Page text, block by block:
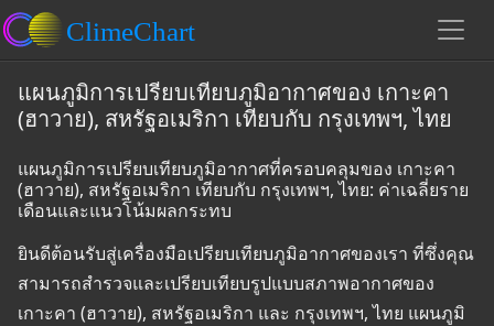
แผนภูมิการเปรียบเทียบภูมิอากาศของ เกาะคา
(ฮาวาย), สหรัฐอเมริกา เทียบกับ กรุงเทพฯ, ไทย
แผนภูมิการเปรียบเทียบภูมิอากาศที่ครอบคลุมของ เกาะคา
(ฮาวาย), สหรัฐอเมริกา เทียบกับ กรุงเทพฯ, ไทย: ค่าเฉลี่ยราย
เดือนและแนวโน้มผลกระทบ
ยินดีต้อนรับสู่เครื่องมือเปรียบเทียบภูมิอากาศของเรา ที่ซึ่งคุณ
สามารถสำรวจและเปรียบเทียบรูปแบบสภาพอากาศของ
เกาะคา (ฮาวาย), สหรัฐอเมริกา และ กรุงเทพฯ, ไทย แผนภูมิ